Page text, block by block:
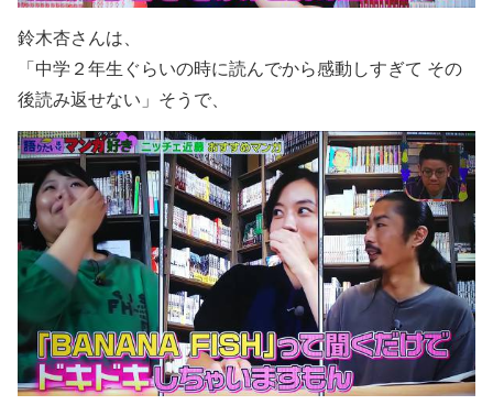
鈴木杏さんは、
「中学２年生ぐらいの時に読んでから感動しすぎて その
後読み返せない」そうで、